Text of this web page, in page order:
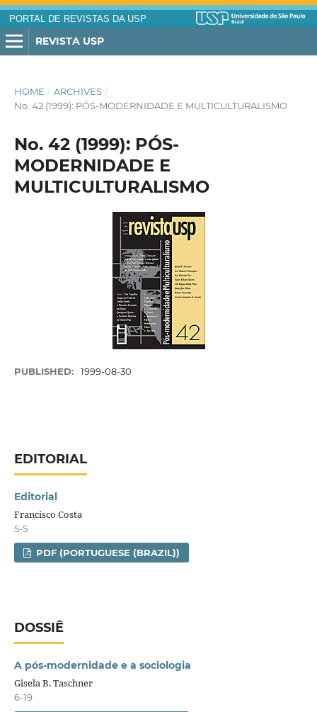
PORTAL DE REVISTAS DA USP
REVISTA USP
HOME / ARCHIVES /
No. 42 (1999): PÓS-MODERNIDADE E MULTICULTURALISMO
No. 42 (1999): PÓS-
MODERNIDADE E
MULTICULTURALISMO
PUBLISHED: 1999-08-30
EDITORIAL
Editorial
Francisco Costa
5-5
PDF (PORTUGUESE (BRAZIL))
DOSSIÊ
A pós-modernidade e a sociologia
Gisela B. Taschner
6-19